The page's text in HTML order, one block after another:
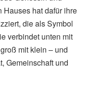
Hauses hat dafür ihre
die als Symbol
verbindet unten mit
mit klein – und
Gemeinschaft und